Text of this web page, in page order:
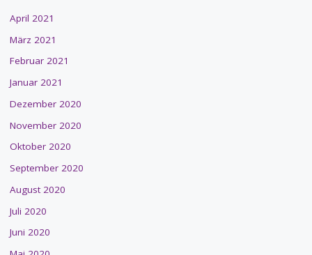
April 2021
März 2021
Februar 2021
Januar 2021
Dezember 2020
November 2020
Oktober 2020
September 2020
August 2020
Juli 2020
Juni 2020